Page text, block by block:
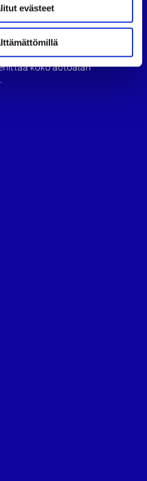
evästeet
ry (SATL) on autoalan
yhteistyö- ja
kattojärjestönä, jonka
koko autoalan